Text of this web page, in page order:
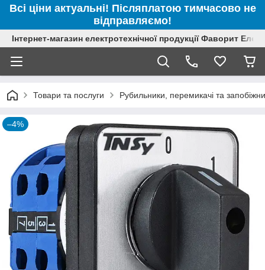
Всі ціни актуальні! Післяплатою тимчасово не
відправляємо!
Інтернет-магазин електротехнічної продукції Фаворит
Товари та послуги Рубильники, перемикачі та
–4%